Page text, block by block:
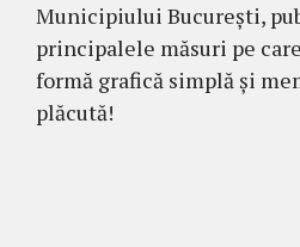
Municipiului București,
principalele măsuri pe
formă grafică simplă și
plăcută!